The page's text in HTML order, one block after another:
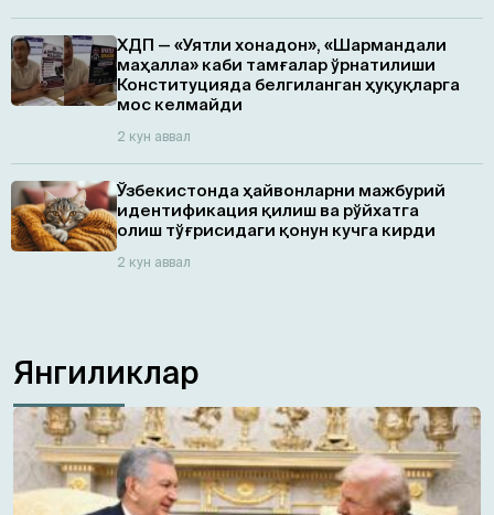
ХДП — «Уятли хонадон», «Шармандали
маҳалла» каби тамғалар ўрнатилиши
Конституцияда белгиланган ҳуқуқларга
мос келмайди
2 кун аввал
Ўзбекистонда ҳайвонларни мажбурий
идентификация қилиш ва рўйхатга
олиш тўғрисидаги қонун кучга кирди
2 кун аввал
Янгиликлар